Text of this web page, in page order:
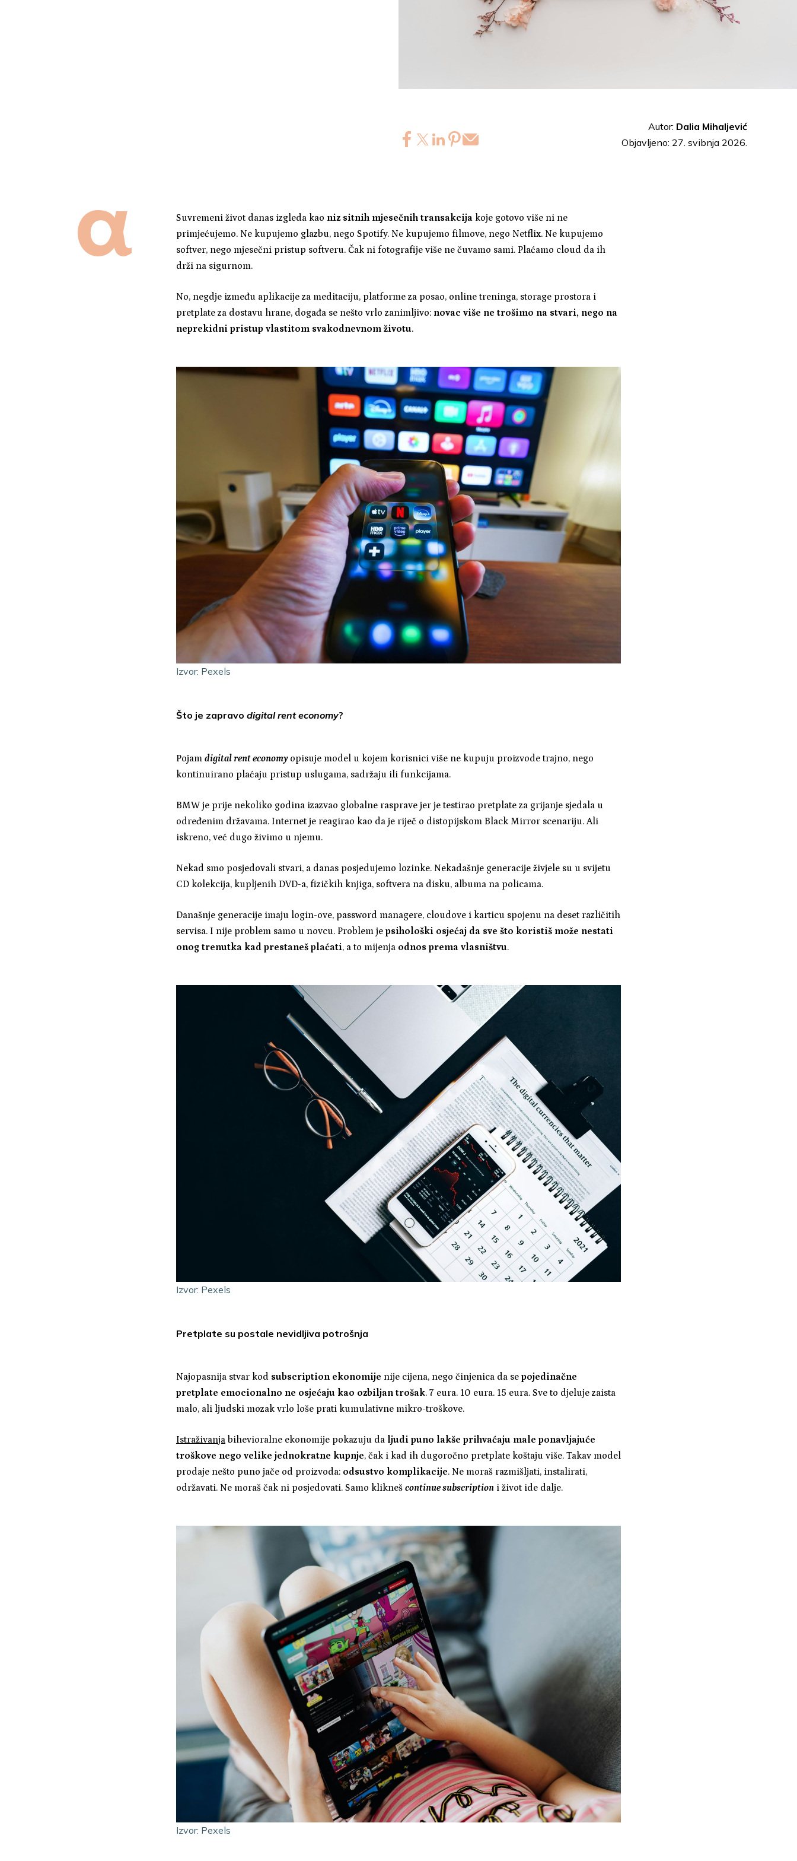
Autor: Dalia Mihaljević
Objavljeno: 27. svibnja 2026.
Suvremeni život danas izgleda kao niz sitnih mjesečnih transakcijakoje gotovo više ni ne
primjećujemo. Ne kupujemo glazbu, nego Spotify. Ne kupujemo filmove, nego Netflix. Ne kupujemo
softver, nego mjesečni pristup softveru. Čak ni fotografije više ne čuvamo sami. Plaćamo cloud da ih
drži na sigurnom.
No, negdje između aplikacije za meditaciju, platforme za posao, online treninga, storage prostora i
pretplate za dostavu hrane, događa se nešto vrlo zanimljivo: novac više ne trošimo na stvari, nego na
neprekidni pristup vlastitom svakodnevnom životu.
Izvor: Pexels
Što je zapravo digital rent economy?
Pojam digital rent economyopisuje model u kojem korisnici više ne kupuju proizvode trajno, nego
kontinuirano plaćaju pristup uslugama, sadržaju ili funkcijama.
BMW je prije nekoliko godina izazvao globalne rasprave jer je testirao pretplate za grijanje sjedala u
određenim državama. Internet je reagirao kao da je riječ o distopijskom Black Mirror scenariju. Ali
iskreno, već dugo živimo u njemu.
Nekad smo posjedovali stvari, a danas posjedujemo lozinke. Nekadašnje generacije živjele su u svijetu
CD kolekcija, kupljenih DVD-a, fizičkih knjiga, softvera na disku, albuma na policama.
Današnje generacije imaju login-ove, password managere, cloudove i karticu spojenu na deset različitih
servisa. I nije problem samo u novcu. Problem je psihološki osjećaj da sve što koristiš može nestati
onog trenutka kad prestaneš plaćati, a to mijenjaodnos prema vlasništvu.
Izvor: Pexels
Pretplate su postale nevidljiva potrošnja
Najopasnija stvar kod subscription ekonomije nije cijena, nego činjenica da se pojedinačne
pretplate emocionalno ne osjećaju kao ozbiljan trošak. 7 eura. 10 eura. 15 eura. Sve to djeluje zaista
malo, ali ljudski mozak vrlo loše prati kumulativne mikro-troškove.
Istraživanjabihevioralne ekonomije pokazuju da ljudi puno lakše prihvaćaju male ponavljajuće
troškove nego velike jednokratne kupnje, čak i kad ih dugoročno pretplate koštaju više. Takav model
prodaje nešto puno jače od proizvoda: odsustvo komplikacije. Ne moraš razmišljati, instalirati,
održavati. Ne moraš čak ni posjedovati. Samo klikneš continue subscriptioni život ide dalje.
Izvor: Pexels